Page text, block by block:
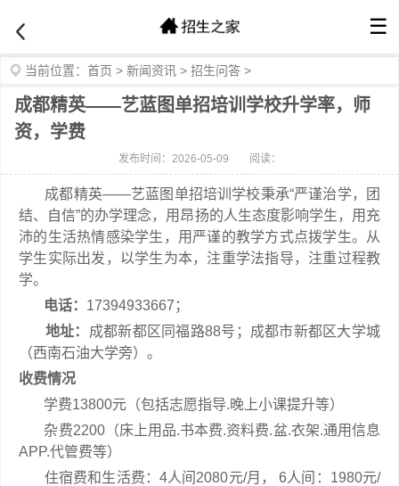
☰
当前位置： 首页 > 新闻资讯 > 招生问答 >
成都精英——艺蓝图单招培训学校升学率，师
资，学费
发布时间：2026-05-09 阅读：
成都精英——艺蓝图单招培训学校秉承“严谨治学，团
结、自信”的办学理念，用昂扬的人生态度影响学生，用充
沛的生活热情感染学生，用严谨的教学方式点拨学生。从
学生实际出发，以学生为本，注重学法指导，注重过程教
学。
电话： 17394933667；
地址： 成都新都区同福路88号；成都市新都区大学城
（西南石油大学旁）。
收费情况
学费13800元（包括志愿指导.晚上小课提升等）
杂费2200（床上用品.书本费.资料费.盆.衣架.通用信息
APP.代管费等）
住宿费和生活费：4人间2080元/月， 6人间：1980元/